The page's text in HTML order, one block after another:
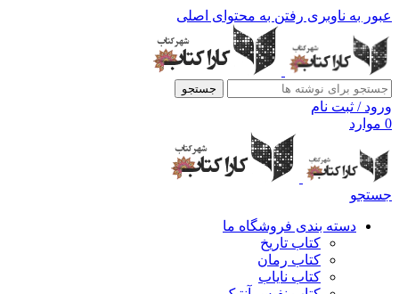
عبور به ناوبری رفتن به محتوای اصلی
جستجو
ورود / ثبت نام
0 موارد
جستجو
دسته بندی فروشگاه ما
کتاب تاریخ
کتاب رمان
کتاب نایاب